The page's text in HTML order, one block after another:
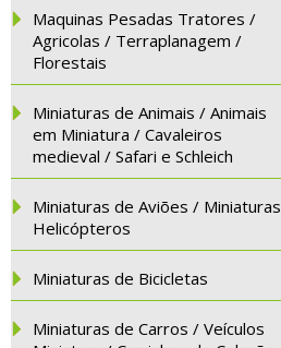
Maquinas Pesadas Tratores /
Agricolas / Terraplanagem /
Florestais
Miniaturas de Animais / Animais
em Miniatura / Cavaleiros
medieval / Safari e Schleich
Miniaturas de Aviões / Miniaturas
Helicópteros
Miniaturas de Bicicletas
Miniaturas de Carros / Veículos